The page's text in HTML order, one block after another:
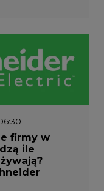
firmy w
ile